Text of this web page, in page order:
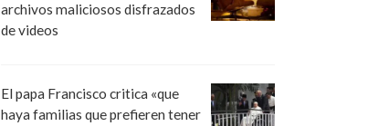
archivos maliciosos disfrazados
de videos
El papa Francisco critica «que
haya familias que prefieren tener